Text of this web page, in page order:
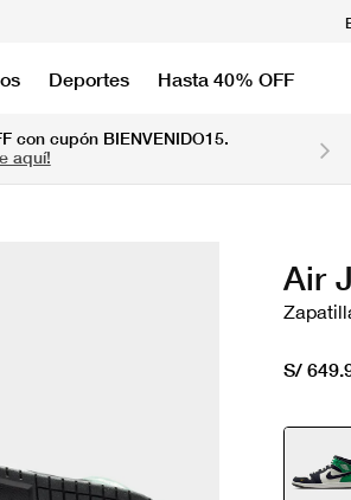
Deportes Hasta 40% OFF
con cupón BIENVENIDO15.
aquí!
Air
S/